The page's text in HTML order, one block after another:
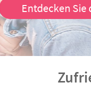
Entdecken Sie